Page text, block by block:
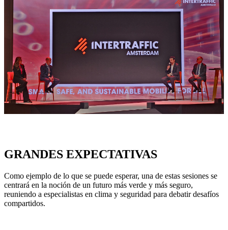
GRANDES EXPECTATIVAS
Como ejemplo de lo que se puede esperar, una de estas sesiones se
centrará en la noción de un futuro más verde y más seguro,
reuniendo a especialistas en clima y seguridad para debatir desafíos
compartidos.